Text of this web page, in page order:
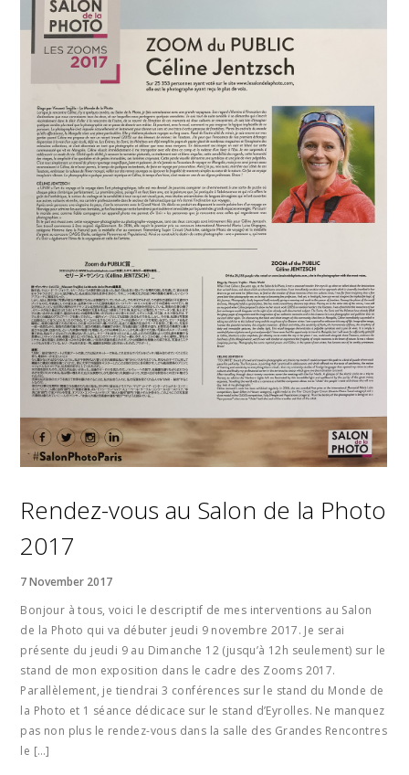
Rendez-vous au Salon de la Photo
2017
7 November 2017
Bonjour à tous, voici le descriptif de mes interventions au Salon
de la Photo qui va débuter jeudi 9 novembre 2017. Je serai
présente du jeudi 9 au Dimanche 12 (jusqu’à 12h seulement) sur le
stand de mon exposition dans le cadre des Zooms 2017.
Parallèlement, je tiendrai 3 conférences sur le stand du Monde de
la Photo et 1 séance dédicace sur le stand d’Eyrolles. Ne manquez
pas non plus le rendez-vous dans la salle des Grandes Rencontres
le […]